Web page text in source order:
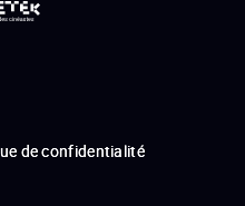
de confidentialité